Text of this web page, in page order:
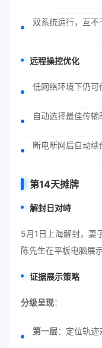
双系统运行，互不
远程操控优化
低网络环境下仍可
自动选择最佳传输
断电断网后自动续
第14天摊牌
解封日对峙
5月1日上海解封，妻
陈先生在平板电脑展
证据展示策略
分级呈现：
第一层：定位轨迹